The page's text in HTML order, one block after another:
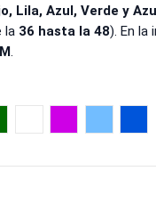
Lila, Azul, Verde y
la 36 hasta la 48). En la
.